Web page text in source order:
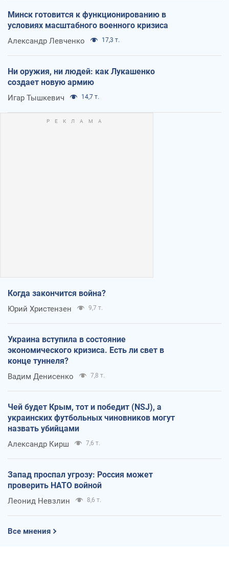
Минск готовится к функционированию в
условиях масштабного военного кризиса
Александр Левченко 17,3 т.
Ни оружия, ни людей: как Лукашенко
создает новую армию
Игар Тышкевич 14,7 т.
Когда закончится война?
Юрий Христензен 9,7 т.
Украина вступила в состояние
экономического кризиса. Есть ли свет в
конце туннеля?
Вадим Денисенко 7,8 т.
Чей будет Крым, тот и победит (NSJ), а
украинских футбольных чиновников могут
назвать убийцами
Александр Кирш 7,6 т.
Запад проспал угрозу: Россия может
проверить НАТО войной
Леонид Невзлин 8,6 т.
Все мнения